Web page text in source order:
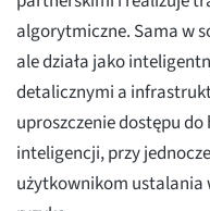
algorytmiczne. Sama w
ale działa jako
detalicznymi a
uproszczenie dostępu
inteligencji, przy
użytkownikom ustalania